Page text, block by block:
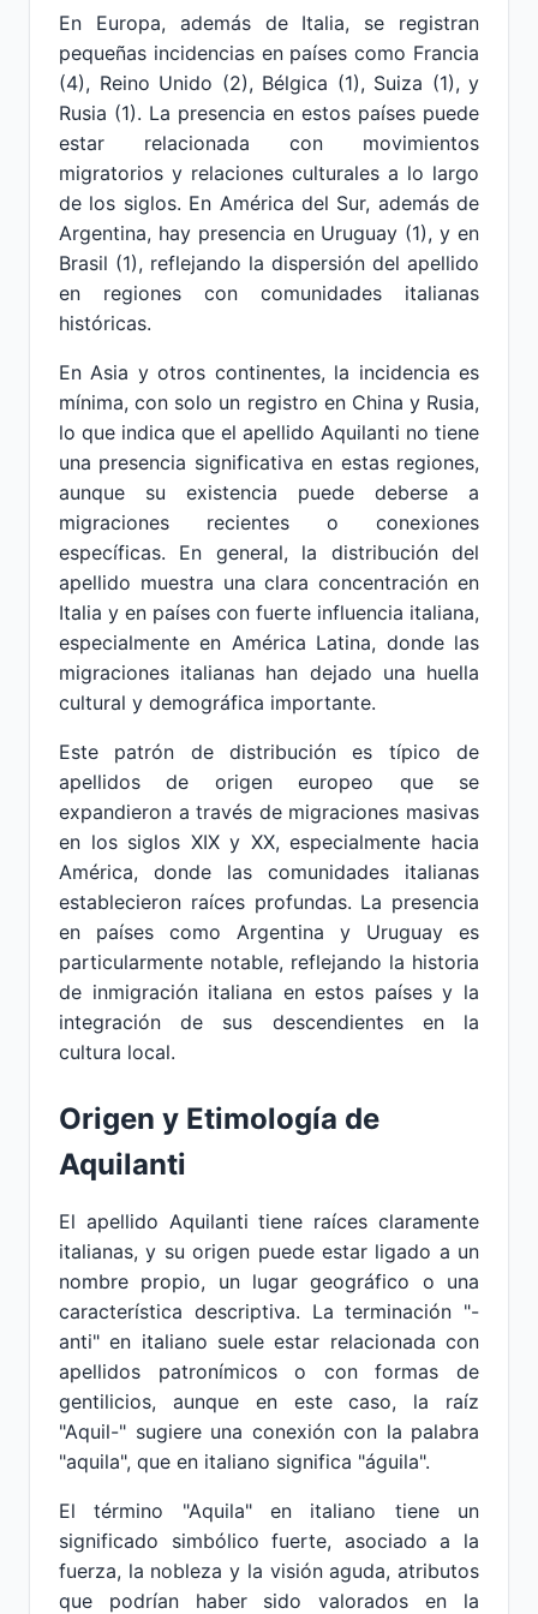
En Europa, además de Italia, se registran
pequeñas incidencias en países como Francia
(4), Reino Unido (2), Bélgica (1), Suiza (1), y
Rusia (1). La presencia en estos países puede
estar relacionada con movimientos
migratorios y relaciones culturales a lo largo
de los siglos. En América del Sur, además de
Argentina, hay presencia en Uruguay (1), y en
Brasil (1), reflejando la dispersión del apellido
en regiones con comunidades italianas
históricas.
En Asia y otros continentes, la incidencia es
mínima, con solo un registro en China y Rusia,
lo que indica que el apellido Aquilanti no tiene
una presencia significativa en estas regiones,
aunque su existencia puede deberse a
migraciones recientes o conexiones
específicas. En general, la distribución del
apellido muestra una clara concentración en
Italia y en países con fuerte influencia italiana,
especialmente en América Latina, donde las
migraciones italianas han dejado una huella
cultural y demográfica importante.
Este patrón de distribución es típico de
apellidos de origen europeo que se
expandieron a través de migraciones masivas
en los siglos XIX y XX, especialmente hacia
América, donde las comunidades italianas
establecieron raíces profundas. La presencia
en países como Argentina y Uruguay es
particularmente notable, reflejando la historia
de inmigración italiana en estos países y la
integración de sus descendientes en la
cultura local.
Origen y Etimología de
Aquilanti
El apellido Aquilanti tiene raíces claramente
italianas, y su origen puede estar ligado a un
nombre propio, un lugar geográfico o una
característica descriptiva. La terminación "-
anti" en italiano suele estar relacionada con
apellidos patronímicos o con formas de
gentilicios, aunque en este caso, la raíz
"Aquil-" sugiere una conexión con la palabra
"aquila", que en italiano significa "águila".
El término "Aquila" en italiano tiene un
significado simbólico fuerte, asociado a la
fuerza, la nobleza y la visión aguda, atributos
que podrían haber sido valorados en la